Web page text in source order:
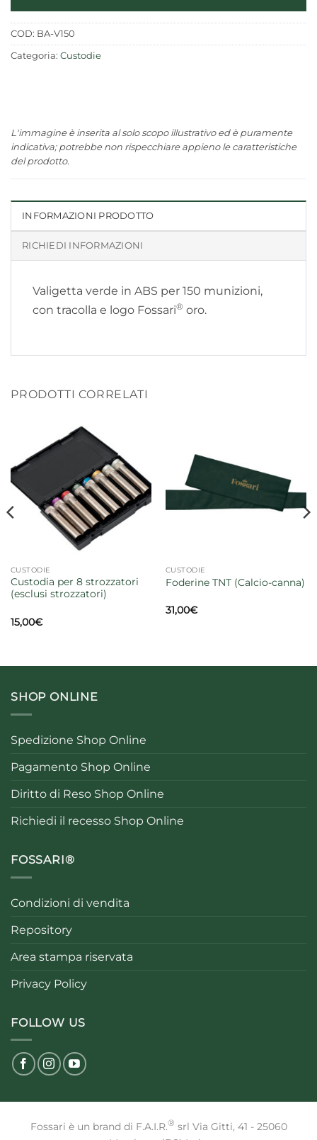
COD: BA-V150
Categoria: Custodie
L'immagine è inserita al solo scopo illustrativo ed è puramente
indicativa; potrebbe non rispecchiare appieno le caratteristiche
del prodotto.
INFORMAZIONI PRODOTTO
RICHIEDI INFORMAZIONI
Valigetta verde in ABS per 150 munizioni,
con tracolla e logo Fossari® oro.
PRODOTTI CORRELATI
CUSTODIE
Custodia per 8 strozzatori
(esclusi strozzatori)
15,00€
CUSTODIE
Foderine TNT (Calcio-canna)
31,00€
SHOP ONLINE
Spedizione Shop Online
Pagamento Shop Online
Diritto di Reso Shop Online
Richiedi il recesso Shop Online
FOSSARI®
Condizioni di vendita
Repository
Area stampa riservata
Privacy Policy
FOLLOW US
Fossari è un brand di F.A.I.R.® srl Via Gitti, 41 - 25060